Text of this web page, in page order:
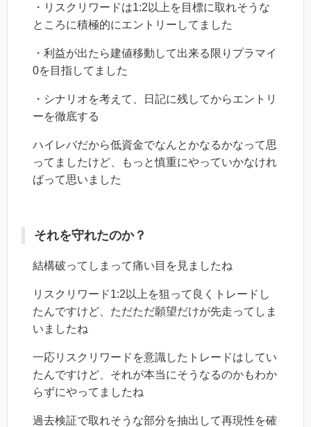
・リスクリワードは1:2以上を目標に取れそうな
ところに積極的にエントリーしてました
・利益が出たら建値移動して出来る限りプラマイ
0を目指してました
・シナリオを考えて、日記に残してからエントリ
ーを徹底する
ハイレバだから低資金でなんとかなるかなって思
ってましたけど、もっと慎重にやっていかなけれ
ばって思いました
それを守れたのか？
結構破ってしまって痛い目を見ましたね
リスクリワード1:2以上を狙って良くトレードし
たんですけど、ただただ願望だけが先走ってしま
いましたね
一応リスクリワードを意識したトレードはしてい
たんですけど、それが本当にそうなるのかもわか
らずにやってましたね
過去検証で取れそうな部分を抽出して再現性を確